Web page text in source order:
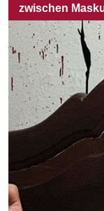
zwischen